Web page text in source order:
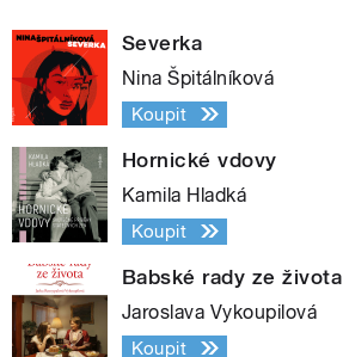
Severka
Nina Špitálníková
Koupit
Hornické vdovy
Kamila Hladká
Koupit
Babské rady ze života
Jaroslava Vykoupilová
Koupit